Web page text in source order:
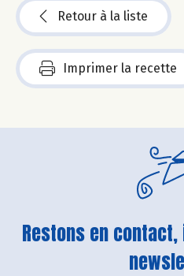
Retour à la liste
Imprimer la recette
Restons en